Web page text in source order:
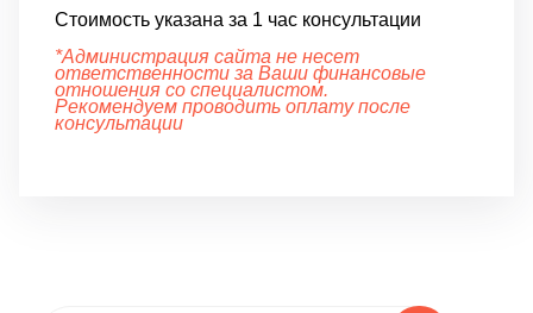
Стоимость указана за 1 час консультации
*Администрация сайта не несет
ответственности за Ваши финансовые
отношения со специалистом.
Рекомендуем проводить оплату после
консультации